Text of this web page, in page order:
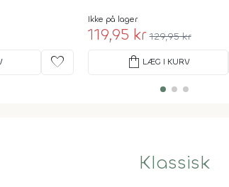
favorite
Ikke på lager
119,95 kr 129,95 kr
shopping_bag LÆG I KURV
Klassisk